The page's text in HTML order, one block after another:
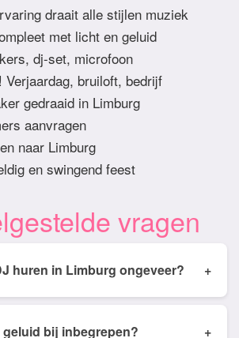
draait alle stijlen muziek
met licht en geluid
dj-set, microfoon
Verjaardag, bruiloft, bedrijf
gedraaid in Limburg
aanvragen
naar Limburg
en swingend feest
vragen
Wat kost een DJ huren in Limburg ongeveer? +
de € 350,- en € 950,- Prijs is
bij inbegrepen? +